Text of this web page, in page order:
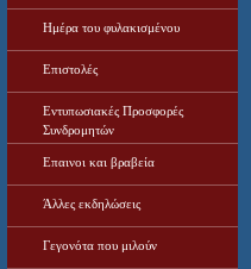
Ημέρα του φυλακισμένου
Επιστολές
Εντυπωσιακές Προσφορές
Συνδρομητών
Επαινοι και βραβεία
Άλλες εκδηλώσεις
Γεγονότα που μιλούν